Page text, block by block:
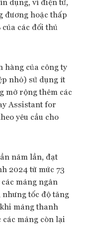
đương hoặc thấp
của các đối thủ
hàng của công ty
nhỏ) sử dụng ít
mở rộng thêm các
Assistant for
yêu cầu cho
năm lần, đạt
2024 từ mức 73
mảng ngân
tốc độ tăng
mảng thanh
mảng còn lại